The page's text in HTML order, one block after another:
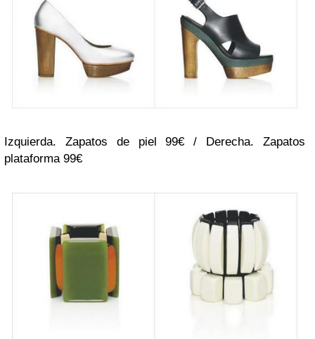
Izquierda. Zapatos de piel 99€ / Derecha. Zapatos
plataforma 99€